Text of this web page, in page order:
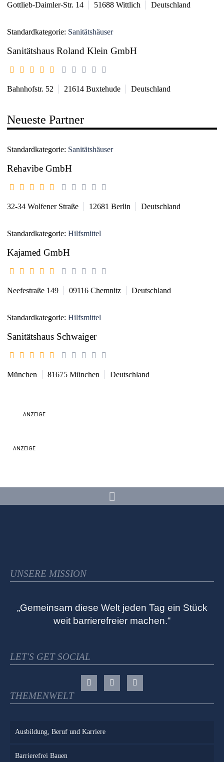
Gottlieb-Daimler-Str. 14 51688 Wittlich Deutschland
Standardkategorie: Sanitätshäuser
Sanitätshaus Roland Klein GmbH
Bahnhofstr. 52 21614 Buxtehude Deutschland
Neueste Partner
Standardkategorie: Sanitätshäuser
Rehavibe GmbH
32-34 Wolfener Straße 12681 Berlin Deutschland
Standardkategorie: Hilfsmittel
Kajamed GmbH
Neefestraße 149 09116 Chemnitz Deutschland
Standardkategorie: Hilfsmittel
Sanitätshaus Schwaiger
München 81675 München Deutschland
ANZEIGE
ANZEIGE
UNSERE MISSION
„Gemeinsam diese Welt jeden Tag ein Stück
weit barrierefreier machen.“
LET'S GET SOCIAL
THEMENWELT
Ausbildung, Beruf und Karriere
Barrierefrei Bauen